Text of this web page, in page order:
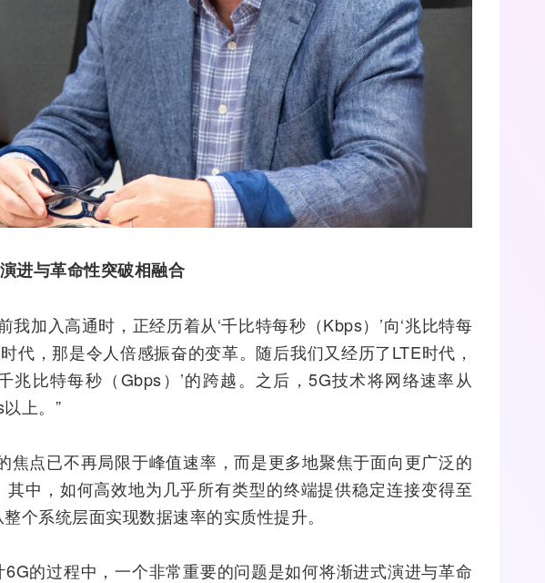
进与革命性突破相融合
我加入高通时，正经历着从‘千比特每秒（Kbps）’向‘兆比特每
代，那是令人倍感振奋的变革。随后我们又经历了LTE时代，
千兆比特每秒（Gbps）’的跨越。之后，5G技术将网络速率从
上。”
焦点已不再局限于峰值速率，而是更多地聚焦于面向更广泛的
其中，如何高效地为几乎所有类型的终端提供稳定连接变得至
个系统层面实现数据速率的实质性提升。
6G的过程中，一个非常重要的问题是如何将渐进式演进与革命